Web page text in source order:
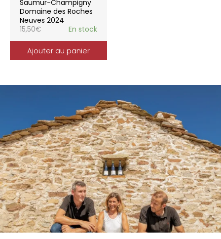
Saumur-Champigny
Domaine des Roches
Neuves 2024
15,50€ En stock
Ajouter au panier